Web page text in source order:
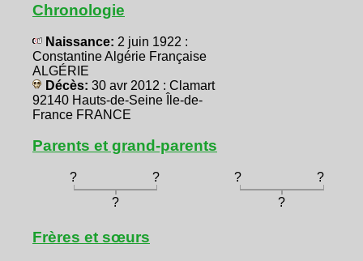
Chronologie
Naissance: 2 juin 1922 :
Constantine Algérie Française
ALGÉRIE
Décès: 30 avr 2012 : Clamart
92140 Hauts-de-Seine Île-de-
France FRANCE
Parents et grand-parents
? ? ?
?
?
?
Frères et sœurs